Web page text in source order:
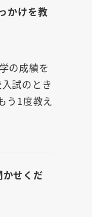
かけを教
の成績を
試のとき
う1度教え
せくだ